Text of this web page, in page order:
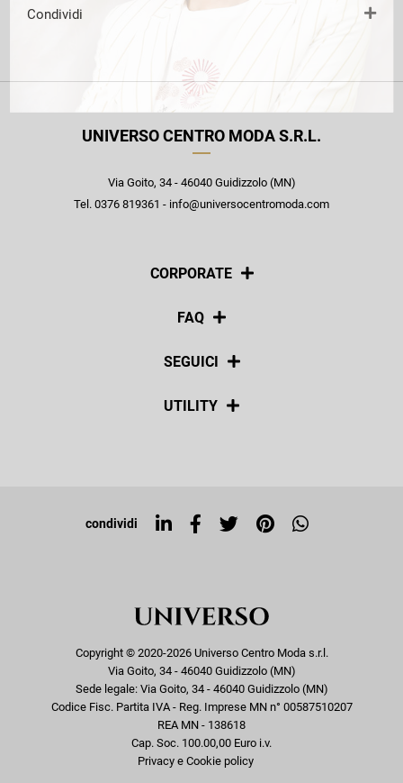
Condividi
UNIVERSO CENTRO MODA S.R.L.
Via Goito, 34 - 46040 Guidizzolo (MN)
Tel. 0376 819361 - info@universocentromoda.com
CORPORATE
Chi siamo
FAQ
Pagamenti
SEGUICI
Social
UTILITY
Top ricerche
condividi
Copyright © 2020-2026 Universo Centro Moda s.r.l.
Via Goito, 34 - 46040 Guidizzolo (MN)
Sede legale: Via Goito, 34 - 46040 Guidizzolo (MN)
Codice Fisc. Partita IVA - Reg. Imprese MN n° 00587510207
REA MN - 138618
Cap. Soc. 100.00,00 Euro i.v.
Privacy e Cookie policy